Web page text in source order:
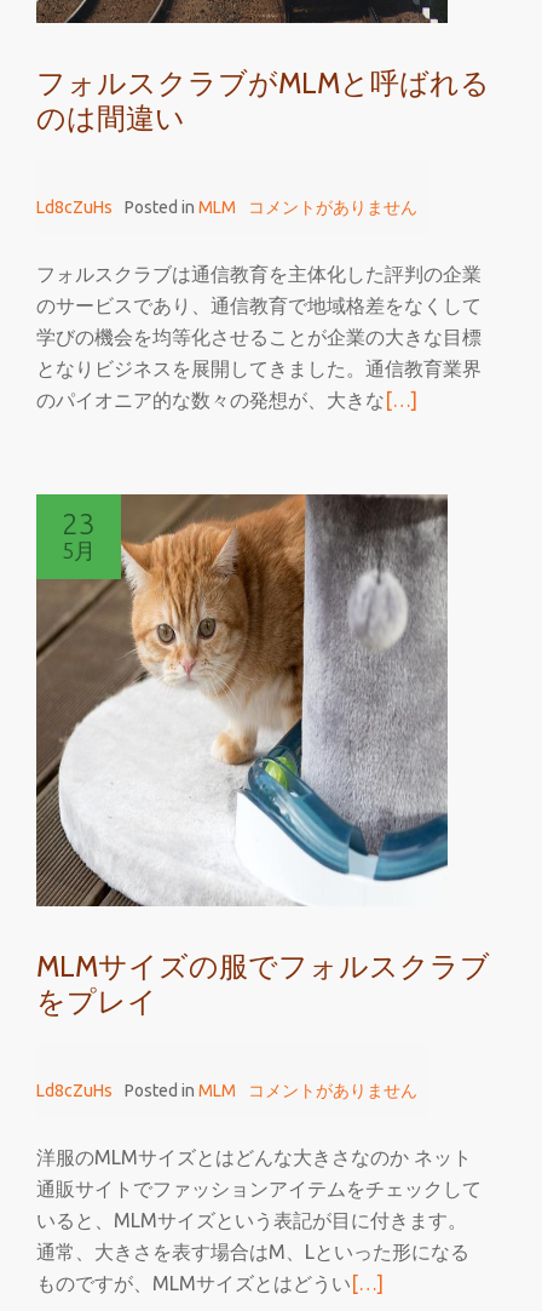
は
解
フォルスクラブがMLMと呼ばれる
のは間違い
Ld8cZuHs Posted in MLM コメントがありません
フォルスクラブは通信教育を主体化した評判の企業
のサービスであり、通信教育で地域格差をなくして
学びの機会を均等化させることが企業の大きな目標
となりビジネスを展開してきました。通信教育業界
のパイオニア的な数々の発想が、大きな続
読
む
フ
ォ
ル
ス
ク
ラ
ブ
が
MLM
と
呼
る
違
[…]
23
5月
MLMサイズの服でフォルスクラブ
をプレイ
Ld8cZuHs Posted in MLM コメントがありません
洋服のMLMサイズとはどんな大きさなのか ネット
通販サイトでファッションアイテムをチェックして
いると、MLMサイズという表記が目に付きます。
通常、大きさを表す場合はM、Lといった形になる
ものですが、MLMサイズとはどうい続[…]